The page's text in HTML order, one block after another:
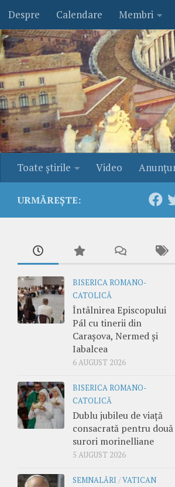
Skip to content
Despre Calendare Membri
Toate ştirile Video
URMĂREȘTE:
BISERICA ROMANO-
CATOLICĂ
Întâlnirea Episcopului
Pál cu tinerii din
Carașova, Nermed și
Iabalcea
6 AUGUST 2026
BISERICA ROMANO-
CATOLICĂ
Dublu jubileu de viață
consacrată pentru două
surori morinelliane
5 AUGUST 2026
SEMNALĂRI /VATICAN